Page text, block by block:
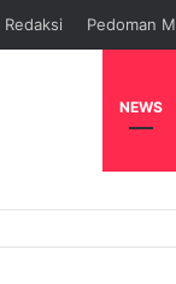
Redaksi Pedoman
NEWS